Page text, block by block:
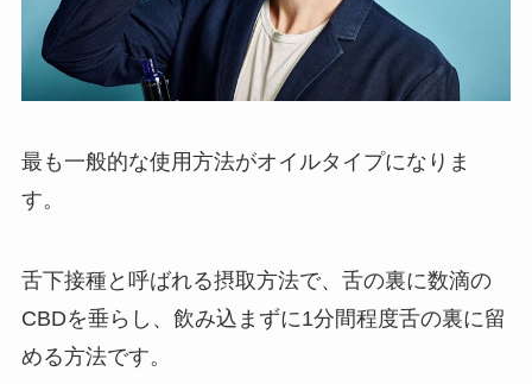
最も一般的な使用方法がオイルタイプになりま
す。
舌下接種と呼ばれる摂取方法で、舌の裏に数滴の
CBDを垂らし、飲み込まずに1分間程度舌の裏に留
める方法です。